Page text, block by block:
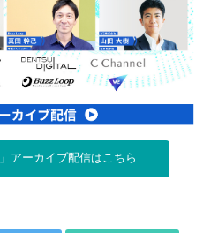
アーカイブ配信はこちら